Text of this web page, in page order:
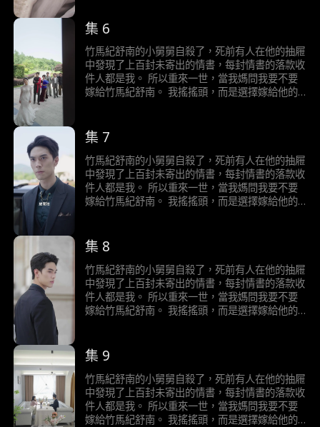
兩頭不回家。 後來我懷孕大出血，他卻因為初戀
的一句家裡停電了，我好害怕，便拋下大出血的我
揚長而去。 最後，我和肚子裡的孩子一起血崩而
亡。 死後，紀舒南不但沒掉一滴淚，還嫌棄我的
死耽誤了他和初戀的旅行計畫。 再睜眼，我回到
我媽問我要嫁給誰那天…
集 6
竹馬紀舒南的小舅舅自殺了，死前有人在他的抽屜
中發現了上百封未寄出的情書，每封情書的落款收
件人都是我。 所以重來一世，當我媽問我要不要
嫁給竹馬紀舒南。 我搖搖頭，而是選擇嫁給他的
兩頭不回家。 後來我懷孕大出血，他卻因為初戀
的一句家裡停電了，我好害怕，便拋下大出血的我
揚長而去。 最後，我和肚子裡的孩子一起血崩而
亡。 死後，紀舒南不但沒掉一滴淚，還嫌棄我的
死耽誤了他和初戀的旅行計畫。 再睜眼，我回到
我媽問我要嫁給誰那天…
集 7
竹馬紀舒南的小舅舅自殺了，死前有人在他的抽屜
中發現了上百封未寄出的情書，每封情書的落款收
件人都是我。 所以重來一世，當我媽問我要不要
嫁給竹馬紀舒南。 我搖搖頭，而是選擇嫁給他的
兩頭不回家。 後來我懷孕大出血，他卻因為初戀
的一句家裡停電了，我好害怕，便拋下大出血的我
揚長而去。 最後，我和肚子裡的孩子一起血崩而
亡。 死後，紀舒南不但沒掉一滴淚，還嫌棄我的
死耽誤了他和初戀的旅行計畫。 再睜眼，我回到
我媽問我要嫁給誰那天…
集 8
竹馬紀舒南的小舅舅自殺了，死前有人在他的抽屜
中發現了上百封未寄出的情書，每封情書的落款收
件人都是我。 所以重來一世，當我媽問我要不要
嫁給竹馬紀舒南。 我搖搖頭，而是選擇嫁給他的
兩頭不回家。 後來我懷孕大出血，他卻因為初戀
的一句家裡停電了，我好害怕，便拋下大出血的我
揚長而去。 最後，我和肚子裡的孩子一起血崩而
亡。 死後，紀舒南不但沒掉一滴淚，還嫌棄我的
死耽誤了他和初戀的旅行計畫。 再睜眼，我回到
我媽問我要嫁給誰那天…
集 9
竹馬紀舒南的小舅舅自殺了，死前有人在他的抽屜
中發現了上百封未寄出的情書，每封情書的落款收
件人都是我。 所以重來一世，當我媽問我要不要
嫁給竹馬紀舒南。 我搖搖頭，而是選擇嫁給他的